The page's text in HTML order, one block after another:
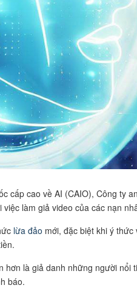
cấp cao về AI (CAIO), Công ty
làm giả video của các nạn
lừa đảo mới, đặc biệt khi ý
là giả danh những người nổi
báo.